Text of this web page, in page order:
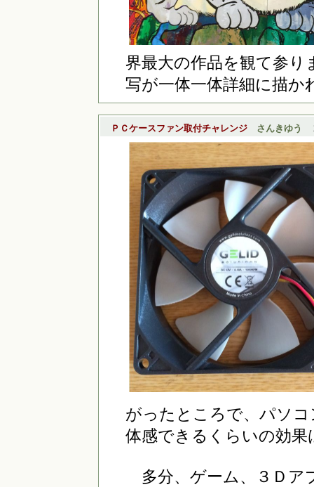
界最大の作品を観て参り
写が一体一体詳細に描か
ＰＣケースファン取付チャレンジ さんきゆう
がったところで、パソ
体感できるくらいの効
多分、ゲーム、３Ｄア